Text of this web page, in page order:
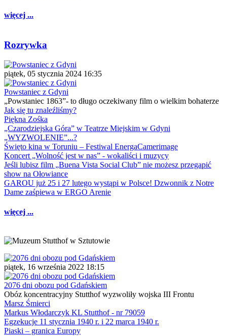
więcej ...
Rozrywka
piątek, 05 stycznia 2024 16:35
Powstaniec z Gdyni
„Powstaniec 1863”- to długo oczekiwany film o wielkim bohaterze
Jak się tu znaleźliśmy?
Piękna Zośka
„Czarodziejska Góra” w Teatrze Miejskim w Gdyni
„WYZWOLENIE”...?
Święto kina w Toruniu – Festiwal EnergaCamerimage
Koncert „Wolność jest w nas” - wokaliści i muzycy
Jeśli lubisz film „Buena Vista Social Club” nie możesz przegapić
show na Ołowiance
GAROU już 25 i 27 lutego wystąpi w Polsce! Dzwonnik z Notre
Dame zaśpiewa w ERGO Arenie
więcej ...
piątek, 16 września 2022 18:15
2076 dni obozu pod Gdańskiem
Obóz koncentracyjny Stutthof wyzwoliły wojska III Frontu
Marsz Śmierci
Markus Włodarczyk KL Stutthof - nr 79059
Egzekucje 11 stycznia 1940 r. i 22 marca 1940 r.
Piaski – granica Europy